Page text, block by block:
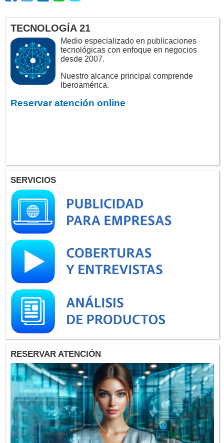
TECNOLOGÍA 21
Medio especializado en publicaciones
tecnológicas con enfoque en negocios
desde 2007.
Nuestro alcance principal comprende
Iberoamérica.
Reservar atención online
SERVICIOS
RESERVAR ATENCIÓN